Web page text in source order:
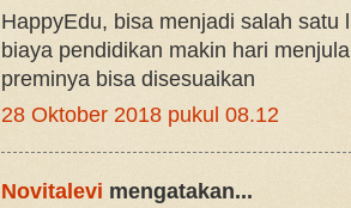
HappyEdu, bisa menjadi salah satu
biaya pendidikan makin hari
preminya bisa disesuaikan
28 Oktober 2018 pukul 08.12
Novitalevi mengatakan...